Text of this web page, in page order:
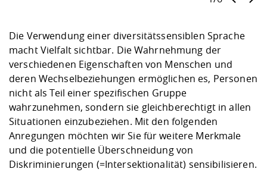
Die Verwendung einer diversitätssensiblen Sprache
macht Vielfalt sichtbar. Die Wahrnehmung der
verschiedenen Eigenschaften von Menschen und
deren Wechselbeziehungen ermöglichen es, Personen
nicht als Teil einer spezifischen Gruppe
wahrzunehmen, sondern sie gleichberechtigt in allen
Situationen einzubeziehen. Mit den folgenden
Anregungen möchten wir Sie für weitere Merkmale
und die potentielle Überschneidung von
Diskriminierungen (=Intersektionalität) sensibilisieren.